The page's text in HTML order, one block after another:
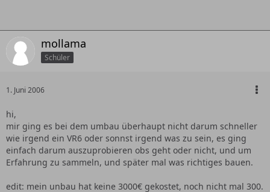
mollama
Schüler
1. Juni 2006
hi,
mir ging es bei dem umbau überhaupt nicht darum schneller
wie irgend ein VR6 oder sonnst irgend was zu sein, es ging
einfach darum auszuprobieren obs geht oder nicht, und um
Erfahrung zu sammeln, und später mal was richtiges bauen.
edit: mein unbau hat keine 3000€ gekostet, noch nicht mal 300.